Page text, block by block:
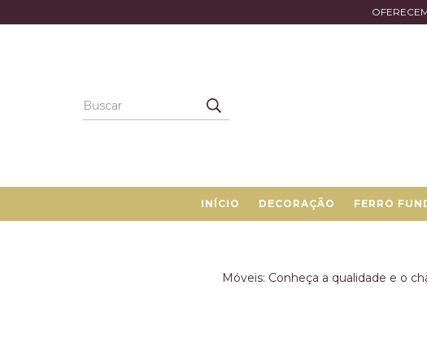
INÍCIO DECORAÇÃO FERRO
Móveis: Conheça a qualidade e o